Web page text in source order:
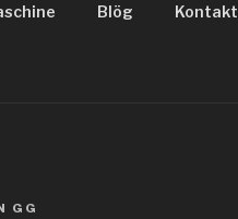
Blög Kontakt
GG